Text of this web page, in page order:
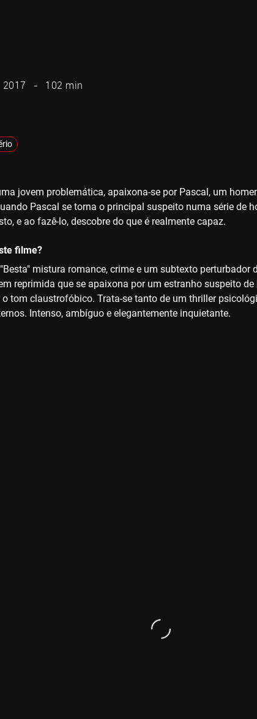
2017 102 min
jovem problemática, apaixona-se por Pascal, um
Pascal se torna o principal suspeito numa série de
e ao fazê-lo, descobre do que é realmente capaz.
filme?
mistura romance, crime e um subtexto perturbador
reprimida que se apaixona por um estranho suspeito
tom claustrofóbico. Trata-se tanto de um thriller
Intenso, ambíguo e elegantemente inquietante.